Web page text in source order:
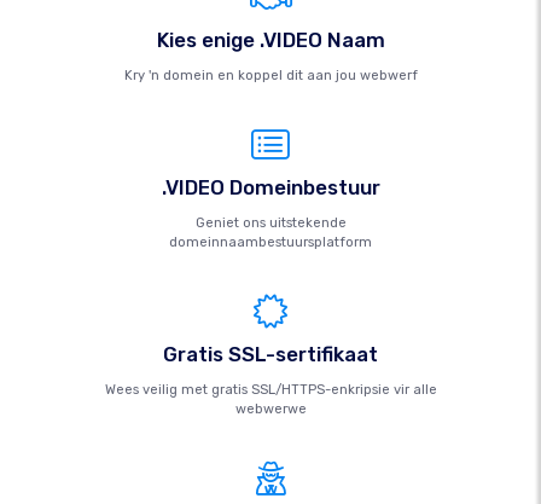
Kies enige .VIDEO Naam
Kry 'n domein en koppel dit aan jou webwerf
.VIDEO Domeinbestuur
Geniet ons uitstekende
domeinnaambestuursplatform
Gratis SSL-sertifikaat
Wees veilig met gratis SSL/HTTPS-enkripsie vir alle
webwerwe